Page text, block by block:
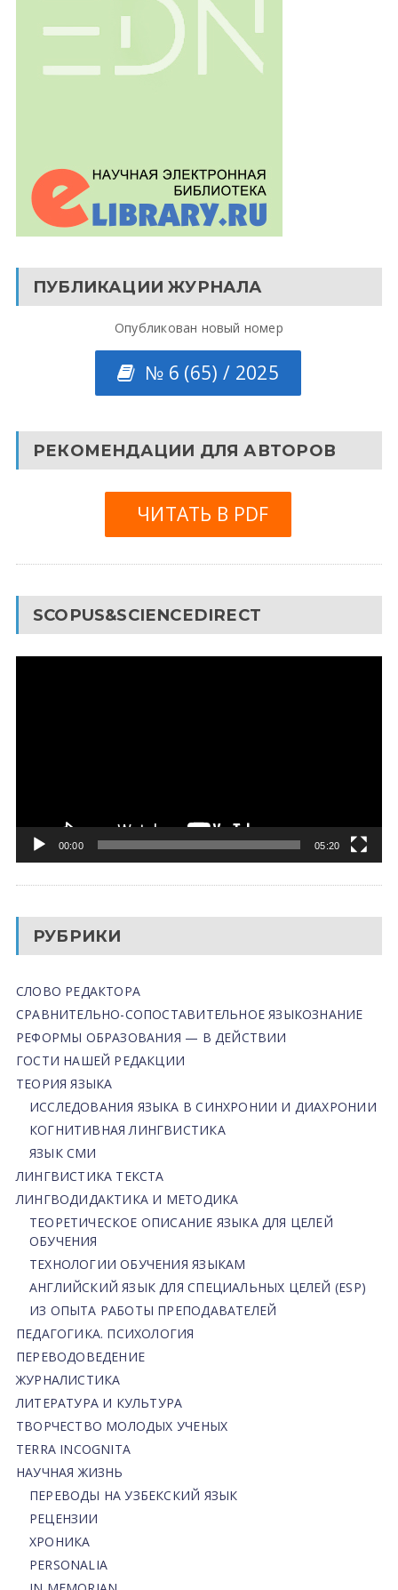
ПУБЛИКАЦИИ ЖУРНАЛА
Опубликован новый номер
№ 6 (65) / 2025
РЕКОМЕНДАЦИИ ДЛЯ АВТОРОВ
ЧИТАТЬ В PDF
SCOPUS&SCIENCEDIRECT
00:00 05:20
РУБРИКИ
СЛОВО РЕДАКТОРА
СРАВНИТЕЛЬНО-СОПОСТАВИТЕЛЬНОЕ ЯЗЫКОЗНАНИЕ
РЕФОРМЫ ОБРАЗОВАНИЯ — В ДЕЙСТВИИ
ГОСТИ НАШЕЙ РЕДАКЦИИ
ТЕОРИЯ ЯЗЫКА
ИССЛЕДОВАНИЯ ЯЗЫКА В СИНХРОНИИ И ДИАХРОНИИ
КОГНИТИВНАЯ ЛИНГВИСТИКА
ЯЗЫК СМИ
ЛИНГВИСТИКА ТЕКСТА
ЛИНГВОДИДАКТИКА И МЕТОДИКА
ТЕОРЕТИЧЕСКОЕ ОПИСАНИЕ ЯЗЫКА ДЛЯ ЦЕЛЕЙ
ОБУЧЕНИЯ
ТЕХНОЛОГИИ ОБУЧЕНИЯ ЯЗЫКАМ
АНГЛИЙСКИЙ ЯЗЫК ДЛЯ СПЕЦИАЛЬНЫХ ЦЕЛЕЙ (ESP)
ИЗ ОПЫТА РАБОТЫ ПРЕПОДАВАТЕЛЕЙ
ПЕДАГОГИКА. ПСИХОЛОГИЯ
ПЕРЕВОДОВЕДЕНИЕ
ЖУРНАЛИСТИКА
ЛИТЕРАТУРА И КУЛЬТУРА
ТВОРЧЕСТВО МОЛОДЫХ УЧЕНЫХ
TERRA INCOGNITA
НАУЧНАЯ ЖИЗНЬ
ПЕРЕВОДЫ НА УЗБЕКСКИЙ ЯЗЫК
РЕЦЕНЗИИ
ХРОНИКА
PERSONALIA